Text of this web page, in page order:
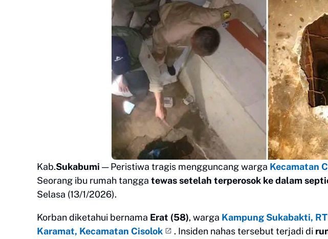
Kab.Sukabumi — Peristiwa tragis mengguncang warga Kecamatan
Seorang ibu rumah tangga tewas setelah terperosok ke dalam
Selasa (13/1/2026).
Korban diketahui bernama Erat (58), warga Kampung Sukabakti,
Karamat, Kecamatan Cisolok
. Insiden nahas tersebut terjadi di